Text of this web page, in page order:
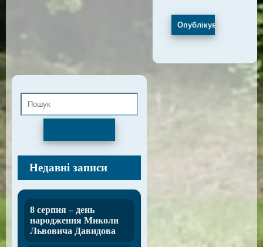
Недавні записи
8 серпня – день
народження Миколи
Львовича Давидова